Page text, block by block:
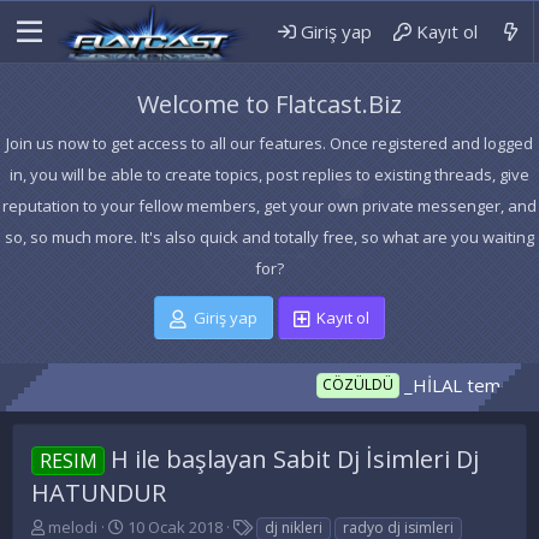
Giriş yap Kayıt ol
Welcome to Flatcast.Biz
Join us now to get access to all our features. Once registered and logged
in, you will be able to create topics, post replies to existing threads, give
reputation to your fellow members, get your own private messenger, and
so, so much more. It's also quick and totally free, so what are you waiting
for?
Giriş yap Kayıt ol
CÖZÜLDÜ _HİLAL temanız hazır
RESIM
H ile başlayan Sabit Dj İsimleri Dj
HATUNDUR
K
melodi
B10 Ocak 2018
Edj nikleri
radyo dj isimleri